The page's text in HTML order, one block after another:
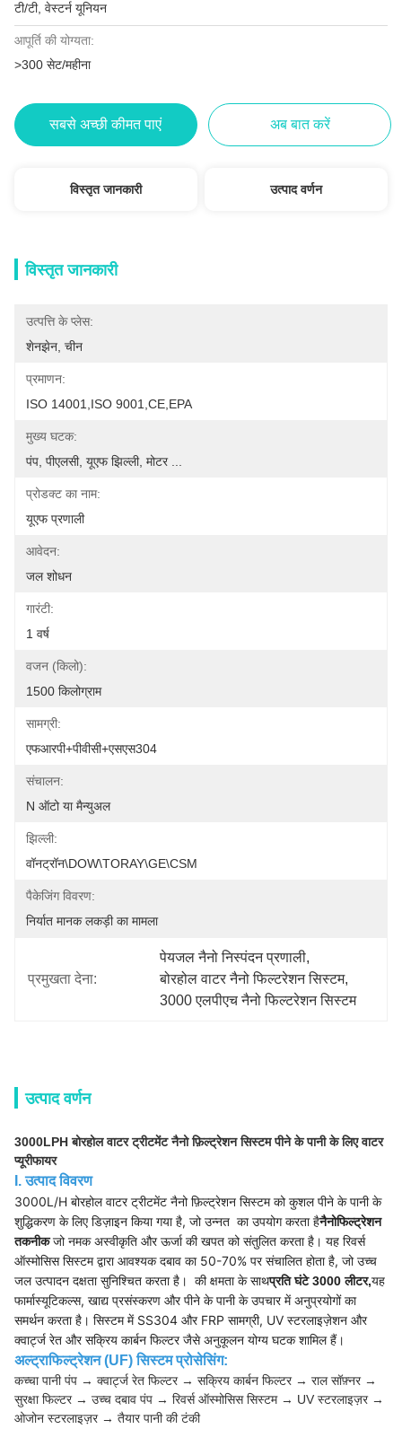
टी/टी, वेस्टर्न यूनियन
आपूर्ति की योग्यता:
>300 सेट/महीना
सबसे अच्छी कीमत पाएं अब बात करें
विस्तृत जानकारी उत्पाद वर्णन
विस्तृत जानकारी
उत्पत्ति के प्लेस:
शेनझेन, चीन
प्रमाणन:
ISO 14001,ISO 9001,CE,EPA
मुख्य घटक:
पंप, पीएलसी, यूएफ झिल्ली, मोटर ...
प्रोडक्ट का नाम:
यूएफ प्रणाली
आवेदन:
जल शोधन
गारंटी:
1 वर्ष
वजन (किलो):
1500 किलोग्राम
सामग्री:
एफआरपी+पीवीसी+एसएस304
संचालन:
N ऑटो या मैन्युअल
झिल्ली:
वॉनट्रॉन\DOW\TORAY\GE\CSM
पैकेजिंग विवरण:
निर्यात मानक लकड़ी का मामला
प्रमुखता देना:
पेयजल नैनो निस्पंदन प्रणाली,
बोरहोल वाटर नैनो फिल्टरेशन सिस्टम,
3000 एलपीएच नैनो फिल्टरेशन सिस्टम
उत्पाद वर्णन
3000LPH बोरहोल वाटर ट्रीटमेंट नैनो फ़िल्ट्रेशन सिस्टम पीने के पानी के लिए वाटर
प्यूरीफायर
I. उत्पाद विवरण
3000L/H बोरहोल वाटर ट्रीटमेंट नैनो फ़िल्ट्रेशन सिस्टम को कुशल पीने के पानी के
शुद्धिकरण के लिए डिज़ाइन किया गया है, जो उन्नत का उपयोग करता हैनैनोफिल्ट्रेशन
तकनीक जो नमक अस्वीकृति और ऊर्जा की खपत को संतुलित करता है। यह रिवर्स
ऑस्मोसिस सिस्टम द्वारा आवश्यक दबाव का 50-70% पर संचालित होता है, जो उच्च
जल उत्पादन दक्षता सुनिश्चित करता है। की क्षमता के साथप्रति घंटे 3000 लीटर,यह
फार्मास्यूटिकल्स, खाद्य प्रसंस्करण और पीने के पानी के उपचार में अनुप्रयोगों का
समर्थन करता है। सिस्टम में SS304 और FRP सामग्री, UV स्टरलाइज़ेशन और
क्वार्ट्ज रेत और सक्रिय कार्बन फिल्टर जैसे अनुकूलन योग्य घटक शामिल हैं।
अल्ट्राफिल्ट्रेशन (UF) सिस्टम प्रोसेसिंग:
कच्चा पानी पंप → क्वार्ट्ज रेत फिल्टर → सक्रिय कार्बन फिल्टर → राल सॉफ़्नर →
सुरक्षा फिल्टर → उच्च दबाव पंप → रिवर्स ऑस्मोसिस सिस्टम → UV स्टरलाइज़र →
ओजोन स्टरलाइज़र → तैयार पानी की टंकी